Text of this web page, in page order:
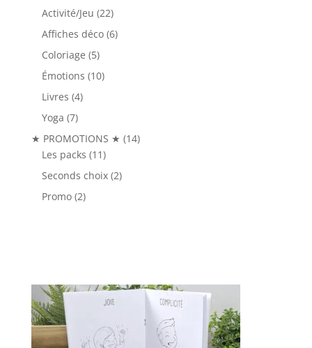
produit
Activité/Jeu 2222
produits
Affiches déco 66
Coloriage 55
produits
Émotions 1010
Livres 44
Yoga 77
produits
★ PROMOTIONS ★ 1414
Les packs 1111
produits
Seconds choix 22
Promo 22